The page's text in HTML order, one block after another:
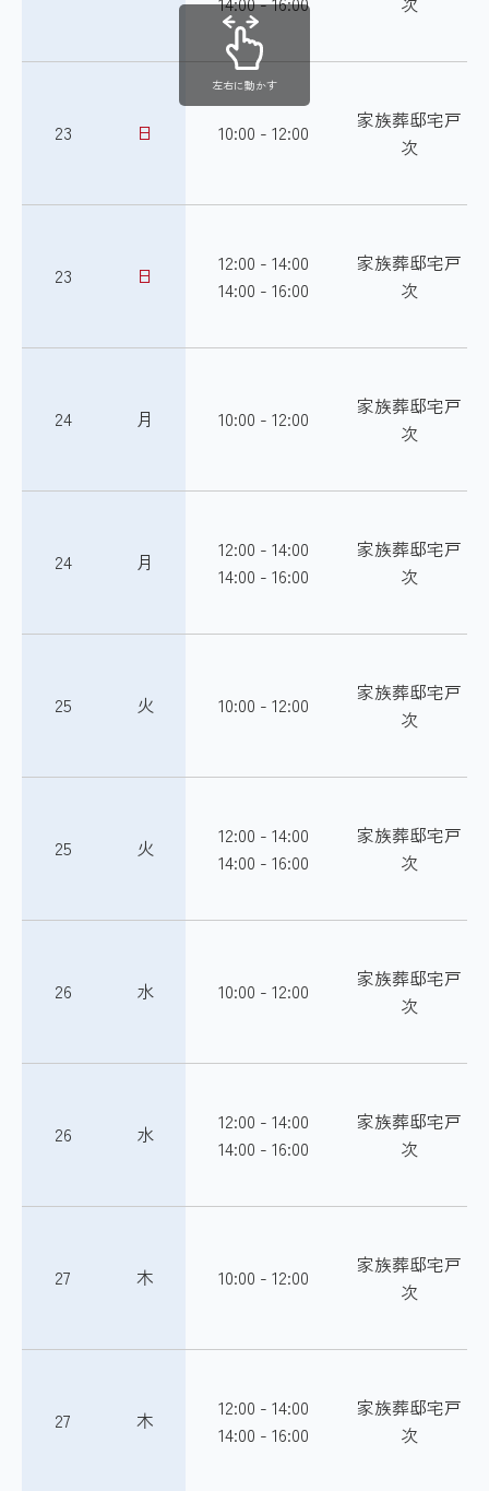
23 日 10:00 - 12:00
家族葬邸宅戸
次
23 日
12:00 - 14:00
14:00 - 16:00
家族葬邸宅戸
次
24 月 10:00 - 12:00
家族葬邸宅戸
次
24 月
12:00 - 14:00
14:00 - 16:00
家族葬邸宅戸
次
25 火 10:00 - 12:00
家族葬邸宅戸
次
25 火
12:00 - 14:00
14:00 - 16:00
家族葬邸宅戸
次
26 水 10:00 - 12:00
家族葬邸宅戸
次
26 水
12:00 - 14:00
14:00 - 16:00
家族葬邸宅戸
次
27 木 10:00 - 12:00
家族葬邸宅戸
次
27 木
12:00 - 14:00
14:00 - 16:00
家族葬邸宅戸
次
左右に動かす